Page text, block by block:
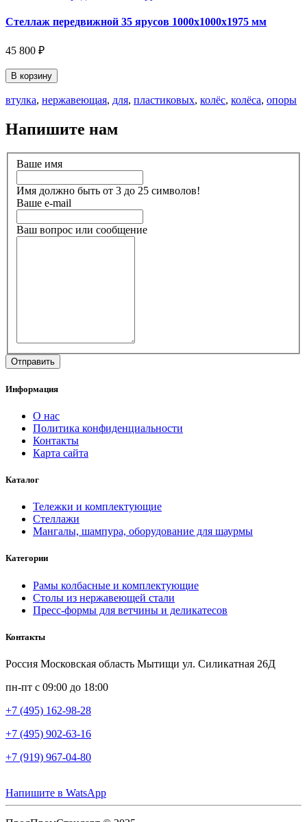
Стеллаж передвижной 35 ярусов 1000х1000х1975 мм
45 800 ₽
В корзину
втулка, нержавеющая, для, пластиковых, колёс, колёса, опоры
Напишите нам
Ваше имя
Имя должно быть от 3 до 25 символов!
Ваше e-mail
Ваш вопрос или сообщение
Информация
О нас
Политика конфиденциальности
Контакты
Карта сайта
Каталог
Тележки и комплектующие
Стеллажи
Мангалы, шампура, оборудование для шаурмы
Категории
Рамы колбасные и комплектующие
Столы из нержавеющей стали
Пресс-формы для ветчины и деликатесов
Контакты
Россия Московская область Мытищи ул. Силикатная 26Д
пн-пт с 09:00 до 18:00
+7 (495) 162-98-28
+7 (495) 902-63-16
+7 (919) 967-04-80
Напишите в WatsApp